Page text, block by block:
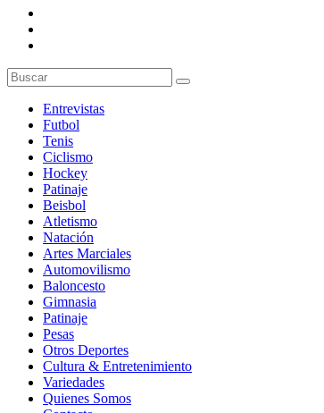
Entrevistas
Futbol
Tenis
Ciclismo
Hockey
Patinaje
Beisbol
Atletismo
Natación
Artes Marciales
Automovilismo
Baloncesto
Gimnasia
Patinaje
Pesas
Otros Deportes
Cultura & Entretenimiento
Variedades
Quienes Somos